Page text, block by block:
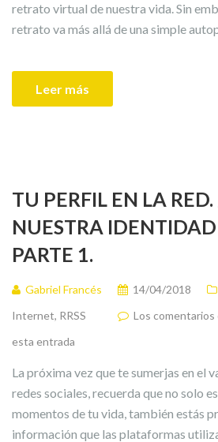
retrato virtual de nuestra vida. Sin
retrato va más allá de una simple
Leer más
TU PERFIL EN LA RED.
NUESTRA
PARTE 1.
Gabriel Francés 14/04/2018
Internet, RRSS
Los
esta entrada
La próxima vez que te sumerjas en el
redes sociales, recuerda que no solo
momentos de tu vida, también estás
información que las plataformas